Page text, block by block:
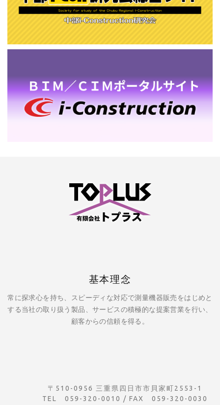
基本理念
常に探求心を持ち、スピーディな対応で測量機器販売をはじめと
する当社の取り扱う製品、サービスの積極的な提案営業を行い、
顧客からの信頼を得る。
〒510-0956 三重県四日市市貝家町2553-1
TEL 059-320-0010 / FAX 059-320-0030